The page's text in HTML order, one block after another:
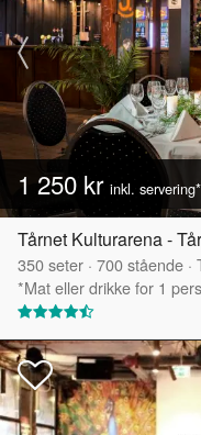
1 250 kr inkl. servering*
Tårnet Kulturarena -
350seter · 700stående ·
*Mat eller drikke for 1